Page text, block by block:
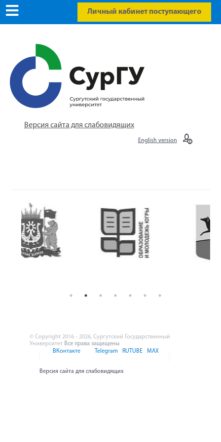
Личный кабинет поступающего
Версия сайта для слабовидящих
English version
© Copyright 2016 - 2026, Сургутский Государственный
Университет Все права защищены
ВКонтакте
Telegram RUTUBE MAX
Версия сайта для слабовидящих